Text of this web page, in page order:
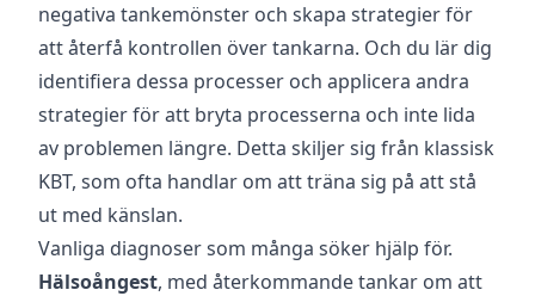
negativa tankemönster och skapa strategier för
att återfå kontrollen över tankarna. Och du lär dig
identifiera dessa processer och applicera andra
strategier för att bryta processerna och inte lida
av problemen längre. Detta skiljer sig från klassisk
KBT, som ofta handlar om att träna sig på att stå
ut med känslan.
Vanliga diagnoser som många söker hjälp för.
Hälsoångest, med återkommande tankar om att